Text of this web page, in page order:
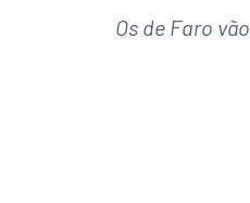
Os de Faro